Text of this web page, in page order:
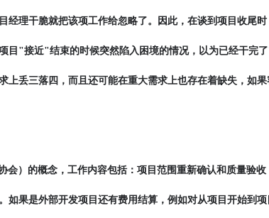
经理干脆就把该项工作给忽略了。因此，在谈到项目收尾
目"接近"结束的时候突然陷入困境的情况，以为已经干完
上丢三落四，而且还可能在重大需求上也存在着缺失，如
会）的概念，工作内容包括：项目范围重新确认和质量验
如果是外部开发项目还有费用结算，例如对从项目开始到